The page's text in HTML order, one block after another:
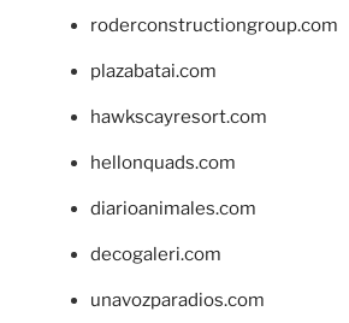
roderconstructiongroup.com
plazabatai.com
hawkscayresort.com
hellonquads.com
diarioanimales.com
decogaleri.com
unavozparadios.com